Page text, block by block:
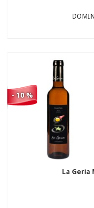
- 10 %
La Geria